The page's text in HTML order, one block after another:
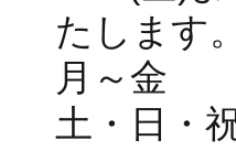
たします。
月～金
土・日・